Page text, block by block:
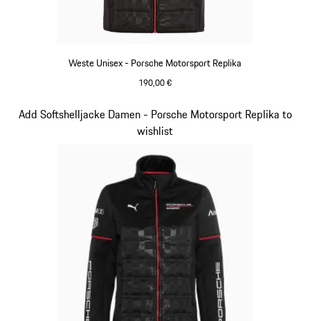
Weste Unisex - Porsche Motorsport Replika
190,00 €
Add Softshelljacke Damen - Porsche Motorsport Replika to
wishlist
Slide 12 von 20